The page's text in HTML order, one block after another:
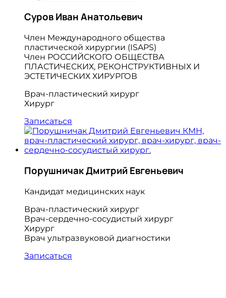
Суров Иван Анатольевич
Член Международного общества
пластической хирургии (ISAPS)
Член РОССИЙСКОГО ОБЩЕСТВА
ПЛАСТИЧЕСКИХ, РЕКОНСТРУКТИВНЫХ И
ЭСТЕТИЧЕСКИХ ХИРУРГОВ
Врач-пластический хирург
Хирург
Записаться
Порушничак Дмитрий Евгеньевич
Кандидат медицинских наук
Врач-пластический хирург
Врач-сердечно-сосудистый хирург
Хирург
Врач ультразвуковой диагностики
Записаться